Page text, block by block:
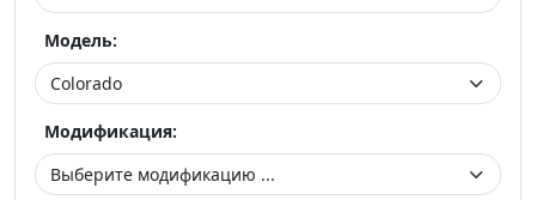
Модель:
Модификация: